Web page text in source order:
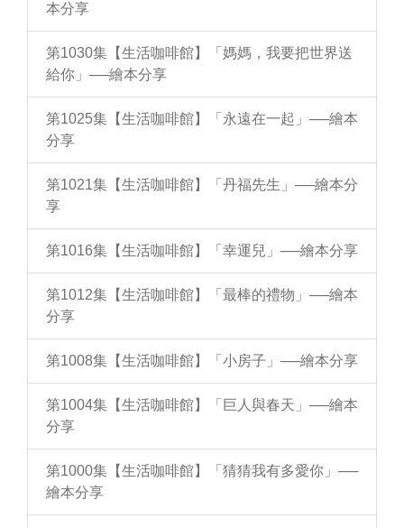
本分享
第1030集【生活咖啡館】「媽媽，我要把世界送
給你」──繪本分享
第1025集【生活咖啡館】「永遠在一起」──繪本
分享
第1021集【生活咖啡館】「丹福先生」──繪本分
享
第1016集【生活咖啡館】「幸運兒」──繪本分享
第1012集【生活咖啡館】「最棒的禮物」──繪本
分享
第1008集【生活咖啡館】「小房子」──繪本分享
第1004集【生活咖啡館】「巨人與春天」──繪本
分享
第1000集【生活咖啡館】「猜猜我有多愛你」──
繪本分享